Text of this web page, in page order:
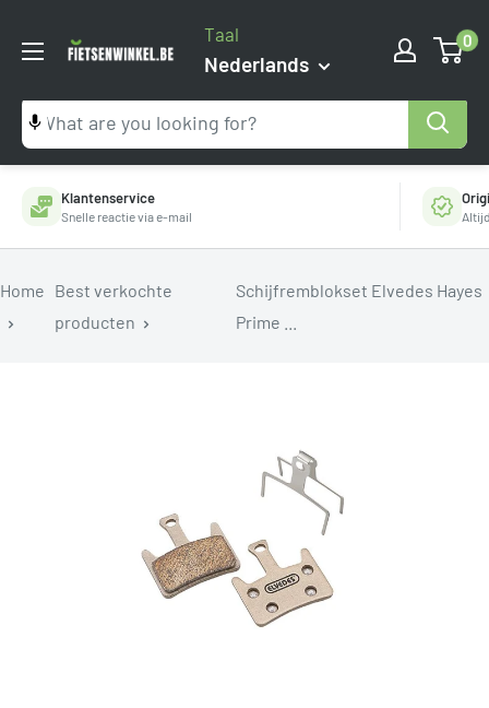
naar
Fietsenwinkel.be
Taal
Nederlands
0
Klantenservice
Snelle reactie via e-mail
Home Best verkochte
producten
Schijfremblokset Elvedes Hayes
Prime ...